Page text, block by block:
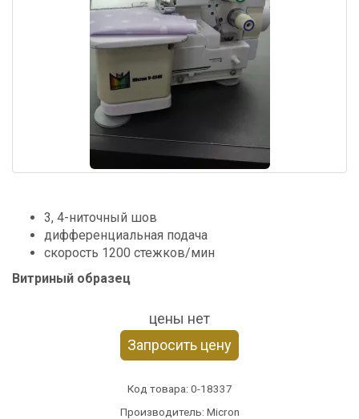
3, 4-ниточный шов
дифференциальная подача
скорость 1200 стежков/мин
Витриный образец
цены нет
Запросить цену
Код товара: 0-18337
Производитель: Micron